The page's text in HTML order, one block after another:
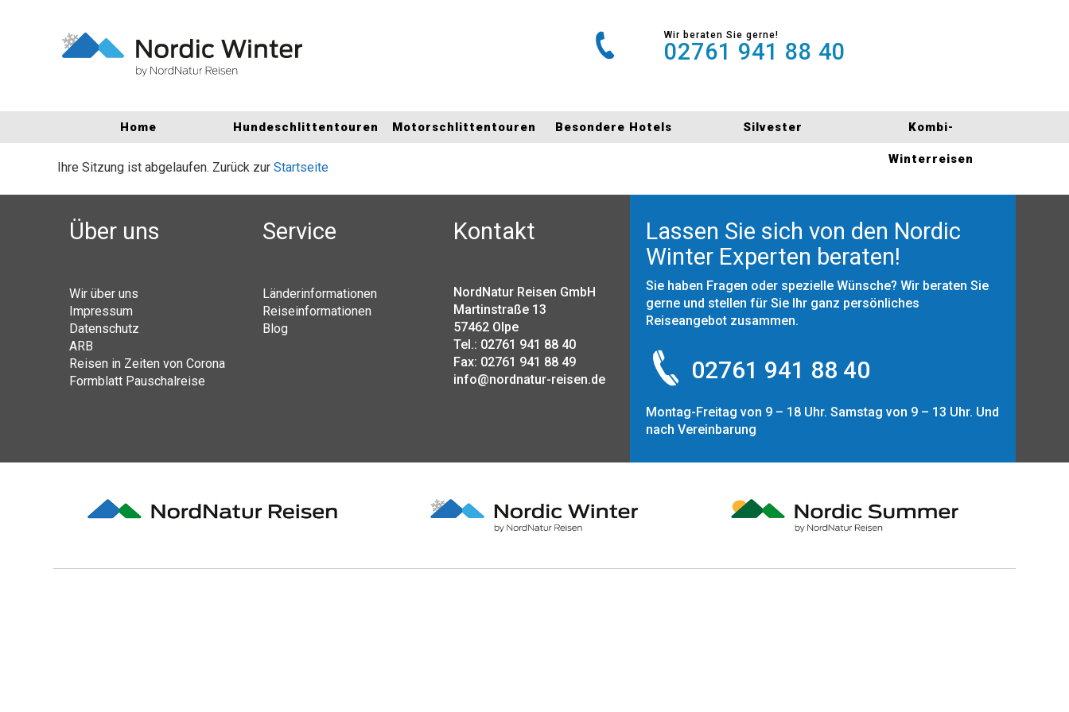
Wir beraten Sie gerne!
02761 941 88 40
Home Hundeschlittentouren Motorschlittentouren Besondere Hotels Silvester Kombi-
Winterreisen
Ihre Sitzung ist abgelaufen. Zurück zur Startseite
Über uns
Wir über uns
Impressum
Datenschutz
ARB
Reisen in Zeiten von Corona
Formblatt Pauschalreise
Service
Länderinformationen
Reiseinformationen
Blog
Kontakt
NordNatur Reisen GmbH
Martinstraße 13
57462 Olpe
Tel.: 02761 941 88 40
Fax: 02761 941 88 49
info@nordnatur-reisen.de
Lassen Sie sich von den Nordic
Winter Experten beraten!
Sie haben Fragen oder spezielle Wünsche? Wir beraten Sie
gerne und stellen für Sie Ihr ganz persönliches
Reiseangebot zusammen.
02761 941 88 40
Montag-Freitag von 9 – 18 Uhr. Samstag von 9 – 13 Uhr. Und
nach Vereinbarung